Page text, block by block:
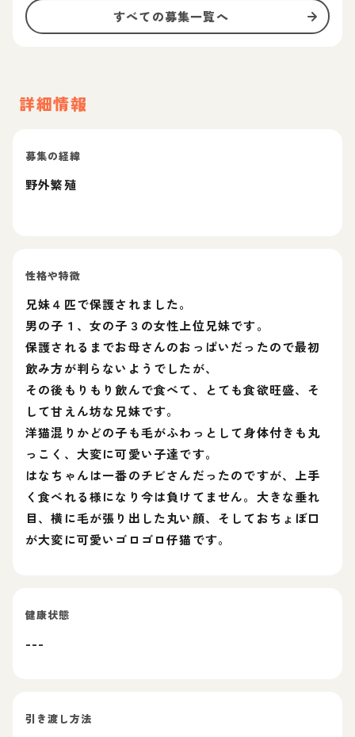
すべての募集一覧へ
詳細情報
募集の経緯
野外繁殖
性格や特徴
兄妹４匹で保護されました。
男の子１、女の子３の女性上位兄妹です。
保護されるまでお母さんのおっぱいだったので最初
飲み方が判らないようでしたが、
その後もりもり飲んで食べて、とても食欲旺盛、そ
して甘えん坊な兄妹です。
洋猫混りかどの子も毛がふわっとして身体付きも丸
っこく、大変に可愛い子達です。
はなちゃんは一番のチビさんだったのですが、上手
く食べれる様になり今は負けてません。大きな垂れ
目、横に毛が張り出した丸い顔、そしておちょぼ口
が大変に可愛いゴロゴロ仔猫です。
健康状態
---
引き渡し方法